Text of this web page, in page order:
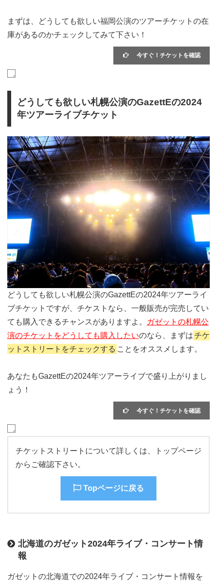
まずは、どうしても欲しい福岡公演のツアーチケットの在
庫があるのかチェックしてみて下さい！
今すぐ！チケットを確認
どうしても欲しい札幌公演のGazettEの2024
年ツアーライブチケット
どうしても欲しい札幌公演のGazettEの2024年ツアーライ
ブチケットですが、チケストなら、一般販売が完売してい
ても購入できるチャンスがありますよ。
ガゼットの札幌公
演のチケットをどうしても購入したいのなら、まずはチケ
ットストリートをチェックする ことをオススメします。
あなたもGazettEの2024年ツアーライブで盛り上がりまし
ょう！
今すぐ！チケットを確認
チケットストリートについて詳しくは、トップページ
からご確認下さい。
Topページに戻る
北海道のガゼット2024年ライブ・コンサート情
報
ガゼットの北海道での2024年ライブ・コンサート情報を